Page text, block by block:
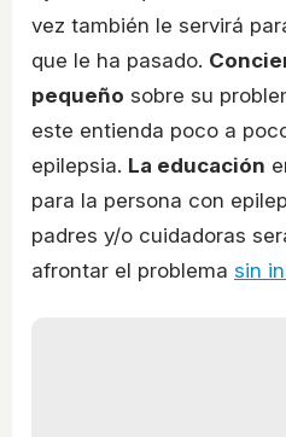
vez también le servirá
que le ha pasado.
pequeño sobre su
este entienda poco a
epilepsia. La educación
para la persona con
padres y/o cuidadoras
afrontar el problema sin